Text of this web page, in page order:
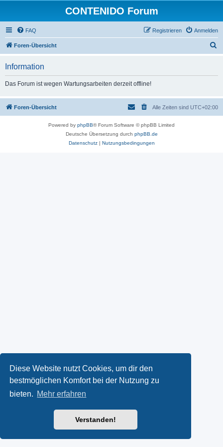
Diese Website nutzt Cookies, um dir den
bestmöglichen Komfort bei der Nutzung zu
bieten. Mehr erfahren
Verstanden!
CONTENIDO Forum
FAQ Anmelden
Registrieren
Foren-Übersicht
Information
Das Forum ist wegen Wartungsarbeiten derzeit offline!
Foren-Übersicht Alle Zeiten sind UTC+02:00
Powered by phpBB® Forum Software © phpBB Limited
Deutsche Übersetzung durch phpBB.de
Datenschutz| Nutzungsbedingungen